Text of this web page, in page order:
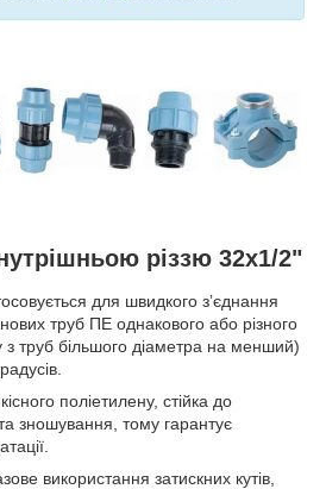
різзю 32х1/2"
для швидкого зʼєднання
труб ПЕ однакового або різного
труб більшого діаметра на менший)
поліетилену, стійка до
зношування, тому гарантує
використання затискних кутів,